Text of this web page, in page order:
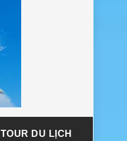
TOUR DU LỊCH